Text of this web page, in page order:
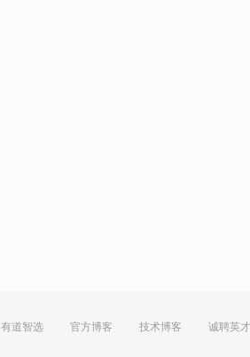
有道智选 官方博客 技术博客 诚聘英才